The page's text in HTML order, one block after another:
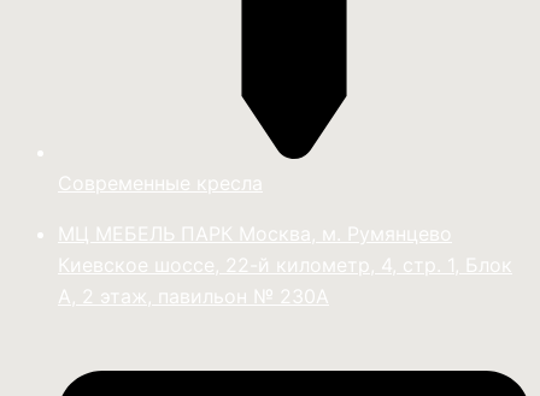
Современные кресла
МЦ МЕБЕЛЬ ПАРК Москва, м. Румянцево
Киевское шоссе, 22-й километр, 4, стр. 1, Блок
А, 2 этаж, павильон № 230А